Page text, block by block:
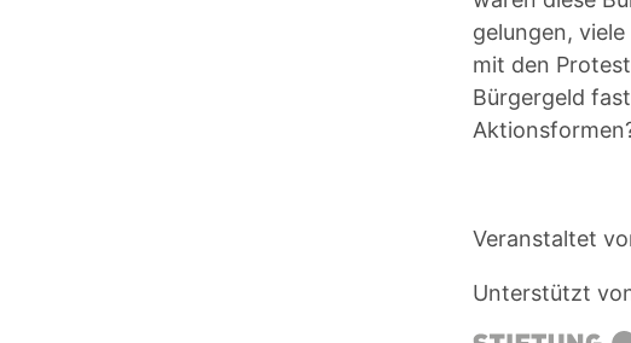
gelungen,
mit den
Bürgergeld
Veranstaltet
Unterstützt